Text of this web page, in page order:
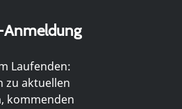
Laufenden:
zu aktuellen
kommenden